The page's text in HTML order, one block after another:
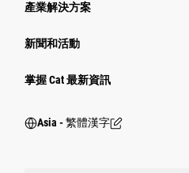
產業解決方案
新聞和活動
掌握 Cat 最新資訊
Asia - 繁體漢字